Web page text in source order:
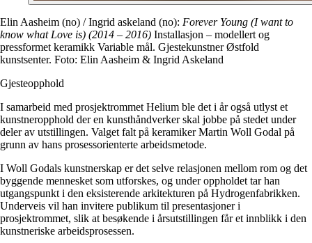
Elin Aasheim (no) / Ingrid askeland (no): Forever Young (I want to
know what Love is) (2014 – 2016) Installasjon – modellert og
pressformet keramikk Variable mål. Gjestekunstner Østfold
kunstsenter. Foto: Elin Aasheim & Ingrid Askeland
Gjesteopphold
I samarbeid med prosjektrommet Helium ble det i år også utlyst et
kunstneropphold der en kunsthåndverker skal jobbe på stedet under
deler av utstillingen. Valget falt på keramiker Martin Woll Godal på
grunn av hans prosessorienterte arbeidsmetode.
I Woll Godals kunstnerskap er det selve relasjonen mellom rom og det
byggende mennesket som utforskes, og under oppholdet tar han
utgangspunkt i den eksisterende arkitekturen på Hydrogenfabrikken.
Underveis vil han invitere publikum til presentasjoner i
prosjektrommet, slik at besøkende i årsutstillingen får et innblikk i den
kunstneriske arbeidsprosessen.